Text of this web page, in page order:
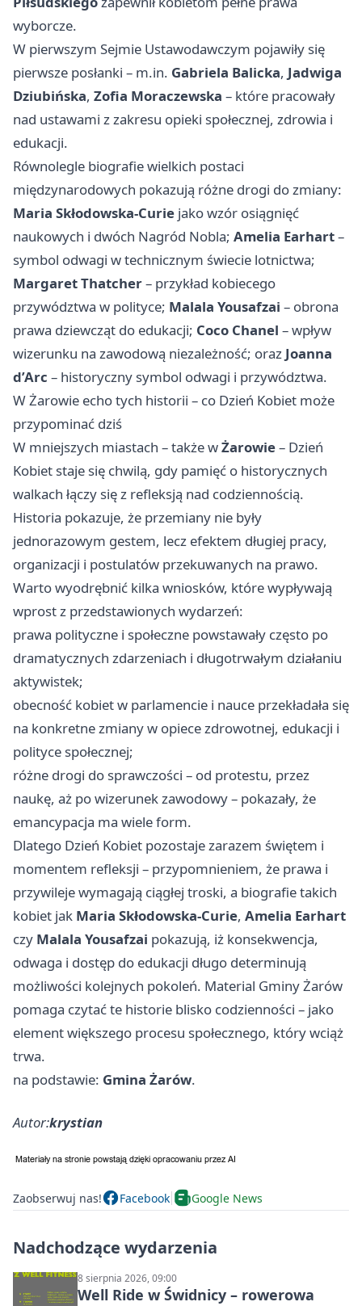
wyborcze.
W pierwszym Sejmie Ustawodawczym pojawiły się
pierwsze posłanki – m.in. Gabriela Balicka, Jadwiga
Dziubińska, Zofia Moraczewska – które pracowały
nad ustawami z zakresu opieki społecznej, zdrowia i
edukacji.
Równolegle biografie wielkich postaci
międzynarodowych pokazują różne drogi do zmiany:
Maria Skłodowska-Curie jako wzór osiągnięć
naukowych i dwóch Nagród Nobla; Amelia Earhart–
symbol odwagi w technicznym świecie lotnictwa;
Margaret Thatcher– przykład kobiecego
przywództwa w polityce; Malala Yousafzai – obrona
prawa dziewcząt do edukacji; Coco Chanel – wpływ
wizerunku na zawodową niezależność; oraz Joanna
d’Arc – historyczny symbol odwagi i przywództwa.
W Żarowie echo tych historii – co Dzień Kobiet może
przypominać dziś
W mniejszych miastach – także wŻarowie– Dzień
Kobiet staje się chwilą, gdy pamięć o historycznych
walkach łączy się z refleksją nad codziennością.
Historia pokazuje, że przemiany nie były
jednorazowym gestem, lecz efektem długiej pracy,
organizacji i postulatów przekuwanych na prawo.
Warto wyodrębnić kilka wniosków, które wypływają
wprost z przedstawionych wydarzeń:
prawa polityczne i społeczne powstawały często po
dramatycznych zdarzeniach i długotrwałym działaniu
aktywistek;
obecność kobiet w parlamencie i nauce przekładała się
na konkretne zmiany w opiece zdrowotnej, edukacji i
polityce społecznej;
różne drogi do sprawczości – od protestu, przez
naukę, aż po wizerunek zawodowy – pokazały, że
emancypacja ma wiele form.
Dlatego Dzień Kobiet pozostaje zarazem świętem i
momentem refleksji – przypomnieniem, że prawa i
przywileje wymagają ciągłej troski, a biografie takich
kobiet jak Maria Skłodowska-Curie, Amelia Earhart
czy Malala Yousafzai pokazują, iż konsekwencja,
odwaga i dostęp do edukacji długo determinują
możliwości kolejnych pokoleń. Material Gminy Żarów
pomaga czytać te historie blisko codzienności – jako
element większego procesu społecznego, który wciąż
trwa.
na podstawie: Gmina Żarów.
Autor:krystian
Zaobserwuj nas! Facebook Google News
Nadchodzące wydarzenia
8 sierpnia 2026, 09:00
Well Ride w Świdnicy – rowerowa